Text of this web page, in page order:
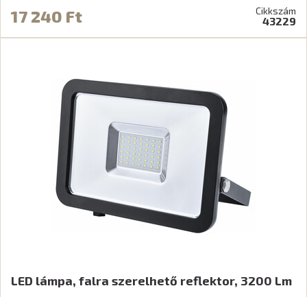
17 240 Ft Cikkszám
43229
LED lámpa, falra szerelhető reflektor, 3200 Lm